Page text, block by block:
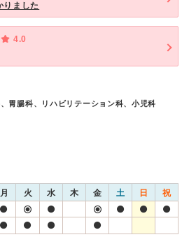
りました
4.0
胃腸科、リハビリテーション科、小児科
月 火 水 木 金 土 日 祝